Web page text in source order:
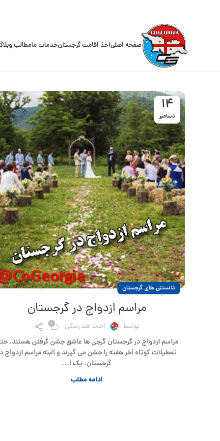
صفحه اصلیاخذ اقامت گرجستانخدمات مامطالب
14
دسامبر
دانستنی های گرجستان
مراسم ازدواج در گرجستان
توسط احمد فندرسکی 1
مراسم ازدواج در گرجستان گرجی ها عاشق جشن گرفتن هستند،
تعطیلات کوتاه آخر هفته را جشن می گیرند و البته مراسم ازدواج
گرجستان، یک ا...
ادامه مطلب